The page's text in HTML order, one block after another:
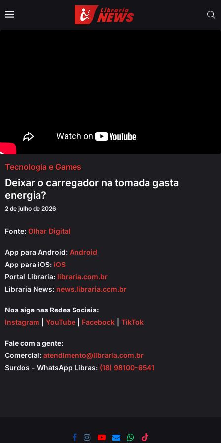
Tecnologia e Games
Deixar o carregador na tomada gasta
energia?
2 de julho de 2026
Fonte: Olhar Digital
App para Android: Android
App para iOS: iOS
Portal Libraria: libraria.com.br
Libraria News: news.libraria.com.br
Nos siga nas Redes Sociais:
Instagram
YouTube Facebook TikTok
Fale com a gente:
Comercial: atendimento@libraria.com.br
Surdos - WhatsApp Libras: (18) 98100-6541